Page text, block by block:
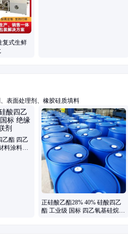
复式生鲜
表面处理剂、橡胶硅质填料
乙酯 四乙
料涂料处
正硅酸乙酯28% 40% 硅酸四乙
酯 工业级 国标 四乙氧基硅烷